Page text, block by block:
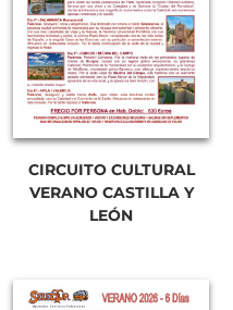
CIRCUITO CULTURAL
VERANO CASTILLA Y
LEÓN